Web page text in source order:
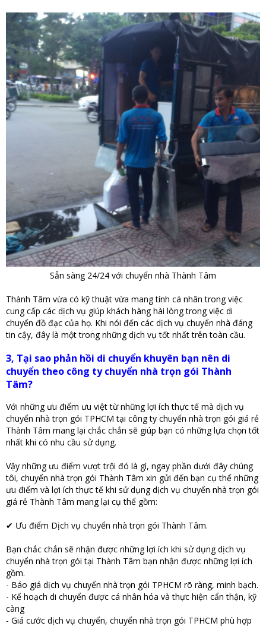
Sẵn sàng 24/24 với chuyển nhà Thành Tâm
Thành Tâm vừa có kỹ thuật vừa mang tính cá nhân trong việc
cung cấp các dịch vụ giúp khách hàng hài lòng trong việc di
chuyển đồ đạc của họ. Khi nói đến các dịch vụ chuyển nhà đáng
tin cậy, đây là một trong những dịch vụ tốt nhất trên toàn cầu.
3, Tại sao phản hồi di chuyển khuyên bạn nên di
chuyển theo công ty chuyển nhà trọn gói Thành
Tâm?
Với những ưu điểm ưu việt từ những lợi ích thực tế mà dịch vụ
chuyển nhà trọn gói TPHCM tại công ty chuyển nhà trọn gói giá rẻ
Thành Tâm mang lại chắc chắn sẽ giúp bạn có những lựa chọn tốt
nhất khi có nhu cầu sử dụng.
Vậy những ưu điểm vượt trội đó là gì, ngay phần dưới đây chúng
tôi, chuyển nhà trọn gói Thành Tâm xin gửi đến bạn cụ thể những
ưu điểm và lợi ích thực tế khi sử dụng dịch vụ chuyển nhà trọn gói
giá rẻ Thành Tâm mang lại cụ thể gồm:
✔ Ưu điểm Dịch vụ chuyển nhà trọn gói Thành Tâm.
Bạn chắc chắn sẽ nhận được những lợi ích khi sử dụng dịch vụ
chuyển nhà trọn gói tại Thành Tâm bạn nhận được những lợi ích
gồm.
- Báo giá dịch vụ chuyển nhà trọn gói TPHCM rõ ràng, minh bạch.
- Kế hoạch di chuyển được cá nhân hóa và thực hiện cẩn thận, kỹ
càng
- Giá cước dịch vụ chuyển, chuyển nhà trọn gói TPHCM phù hợp